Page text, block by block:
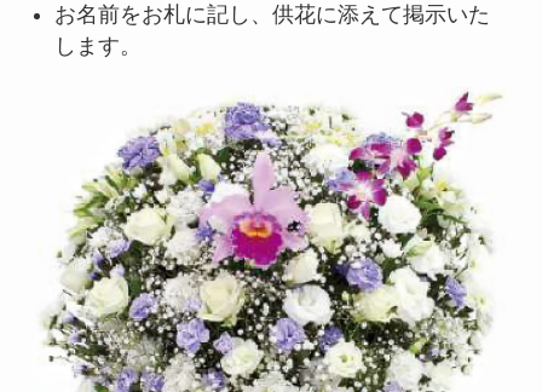
お名前をお札に記し、供花に添えて掲示いた
します。